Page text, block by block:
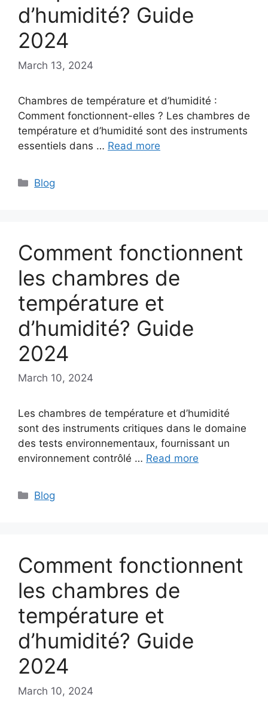
d’humidité? Guide
2024
March 13, 2024
Chambres de température et d’humidité :
Comment fonctionnent-elles ? Les chambres de
température et d’humidité sont des instruments
essentiels dans … Read more
Categories
Blog
Comment fonctionnent
les chambres de
température et
d’humidité? Guide
2024
March 10, 2024
Les chambres de température et d’humidité
sont des instruments critiques dans le domaine
des tests environnementaux, fournissant un
environnement contrôlé … Read more
Categories
Blog
Comment fonctionnent
les chambres de
température et
d’humidité? Guide
2024
March 10, 2024